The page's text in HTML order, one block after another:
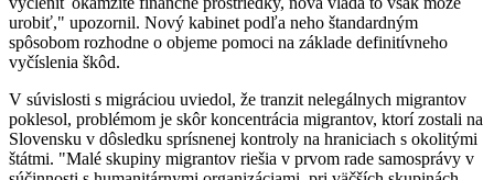
urobiť," upozornil. Nový kabinet podľa neho štandardným
spôsobom rozhodne o objeme pomoci na základe definitívneho
vyčíslenia škôd.
V súvislosti s migráciou uviedol, že tranzit nelegálnych migrantov
poklesol, problémom je skôr koncentrácia migrantov, ktorí zostali na
Slovensku v dôsledku sprísnenej kontroly na hraniciach s okolitými
štátmi. "Malé skupiny migrantov riešia v prvom rade samosprávy v